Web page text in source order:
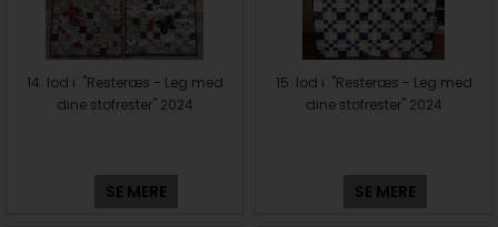
14. lod i "Resteræs - Leg med
dine stofrester" 2024
SE MERE
15. lod i "Resteræs - Leg med
dine stofrester" 2024
SE MERE